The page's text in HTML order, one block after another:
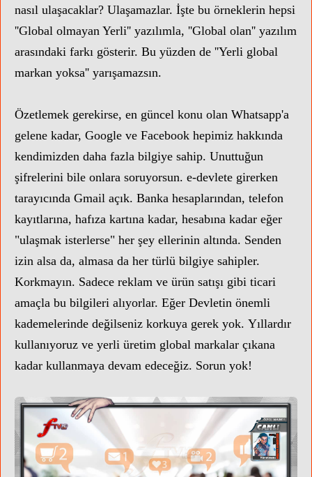
nasıl ulaşacaklar? Ulaşamazlar. İşte bu örneklerin hepsi
''Global olmayan Yerli'' yazılımla, ''Global olan'' yazılım
arasındaki farkı gösterir. Bu yüzden de ''Yerli global
markan yoksa'' yarışamazsın.
Özetlemek gerekirse, en güncel konu olan Whatsapp'a
gelene kadar, Google ve Facebook hepimiz hakkında
kendimizden daha fazla bilgiye sahip. Unuttuğun
şifrelerini bile onlara soruyorsun. e-devlete girerken
tarayıcında Gmail açık. Banka hesaplarından, telefon
kayıtlarına, hafıza kartına kadar, hesabına kadar eğer
"ulaşmak isterlerse" her şey ellerinin altında. Senden
izin alsa da, almasa da her türlü bilgiye sahipler.
Korkmayın. Sadece reklam ve ürün satışı gibi ticari
amaçla bu bilgileri alıyorlar. Eğer Devletin önemli
kademelerinde değilseniz korkuya gerek yok. Yıllardır
kullanıyoruz ve yerli üretim global markalar çıkana
kadar kullanmaya devam edeceğiz. Sorun yok!